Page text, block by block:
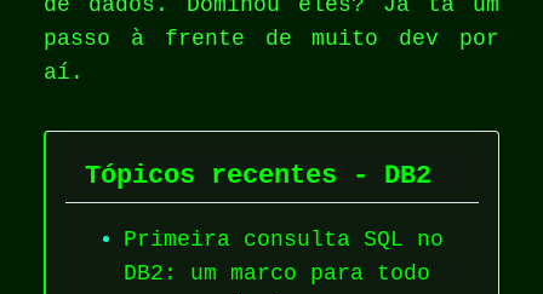
de dados. Dominou eles? Já tá um
passo à frente de muito dev por
aí.
Tópicos recentes - DB2
Primeira consulta SQL no
DB2: um marco para todo